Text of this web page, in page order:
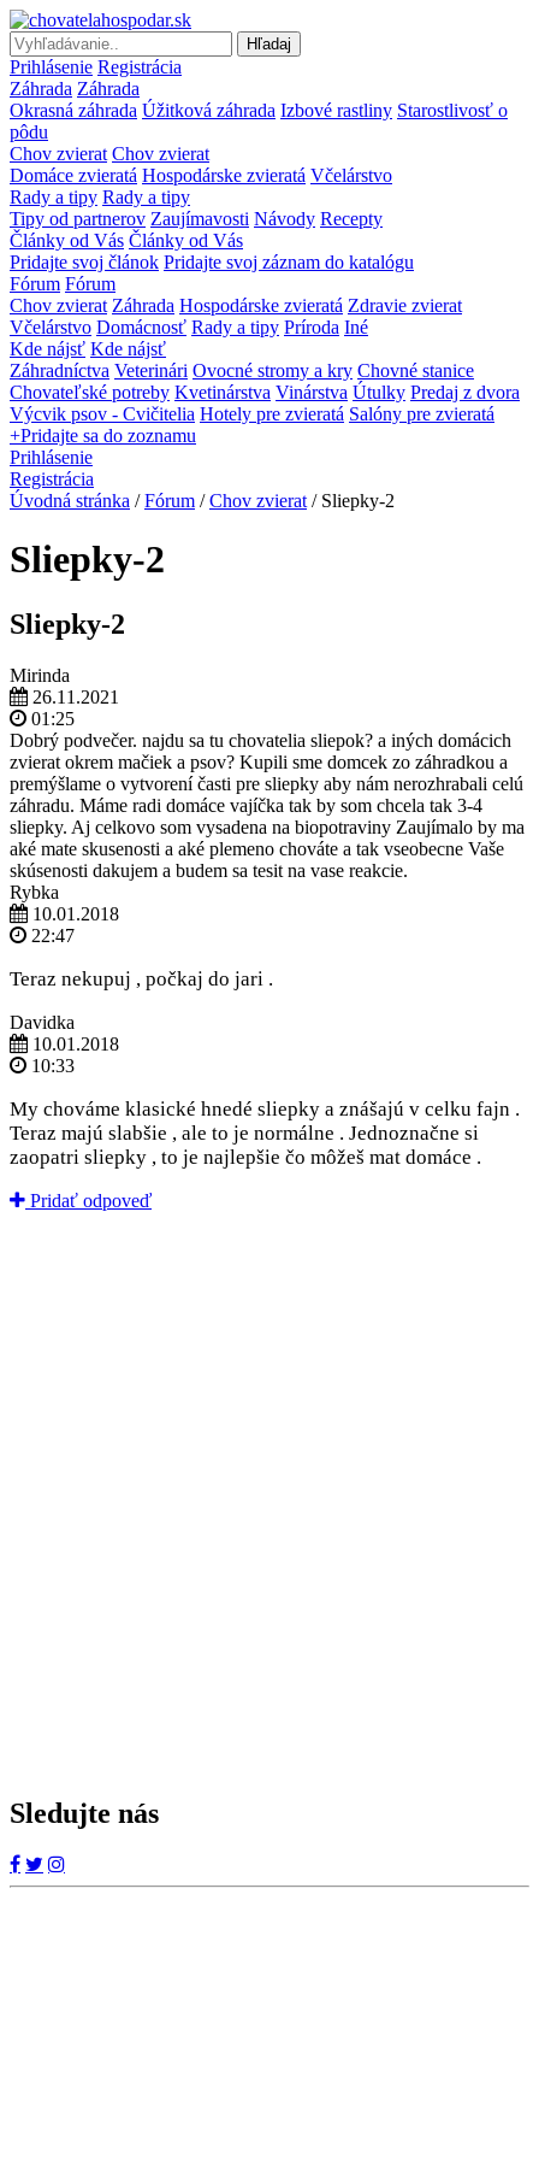
Hľadaj
Prihlásenie Registrácia
Záhrada Záhrada
Okrasná záhrada Úžitková záhrada Izbové rastliny Starostlivosť o
pôdu
Chov zvierat Chov zvierat
Domáce zvieratá Hospodárske zvieratá Včelárstvo
Rady a tipy Rady a tipy
Tipy od partnerov Zaujímavosti Návody Recepty
Články od Vás Články od Vás
Pridajte svoj článok Pridajte svoj záznam do katalógu
Fórum Fórum
Chov zvierat Záhrada Hospodárske zvieratá Zdravie zvierat
Včelárstvo Domácnosť Rady a tipy Príroda Iné
Kde nájsť Kde nájsť
Záhradníctva Veterinári Ovocné stromy a kry Chovné stanice
Chovateľské potreby Kvetinárstva Vinárstva Útulky Predaj z dvora
Výcvik psov - Cvičitelia Hotely pre zvieratá Salóny pre zvieratá
+Pridajte sa do zoznamu
Prihlásenie
Registrácia
Úvodná stránka / Fórum / Chov zvierat / Sliepky-2
Sliepky-2
Sliepky-2
Mirinda
26.11.2021
01:25
Dobrý podvečer. najdu sa tu chovatelia sliepok? a iných domácich
zvierat okrem mačiek a psov? Kupili sme domcek zo záhradkou a
premýšlame o vytvorení časti pre sliepky aby nám nerozhrabali celú
záhradu. Máme radi domáce vajíčka tak by som chcela tak 3-4
sliepky. Aj celkovo som vysadena na biopotraviny Zaujímalo by ma
aké mate skusenosti a aké plemeno chováte a tak vseobecne Vaše
skúsenosti dakujem a budem sa tesit na vase reakcie.
Rybka
10.01.2018
22:47
Teraz nekupuj , počkaj do jari .
Davidka
10.01.2018
10:33
My chováme klasické hnedé sliepky a znášajú v celku fajn .
Teraz majú slabšie , ale to je normálne . Jednoznačne si
zaopatri sliepky , to je najlepšie čo môžeš mat domáce .
Pridať odpoveď
Sledujte nás